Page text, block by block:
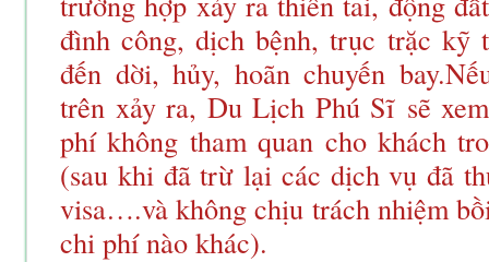
đình công, dịch bệnh, trục trặc kỹ
đến dời, hủy, hoãn chuyến
trên xảy ra, Du Lịch Phú Sĩ sẽ
phí không tham quan cho khách
(sau khi đã trừ lại các dịch vụ đã
visa….và không chịu trách nhiệm
chi phí nào khác).